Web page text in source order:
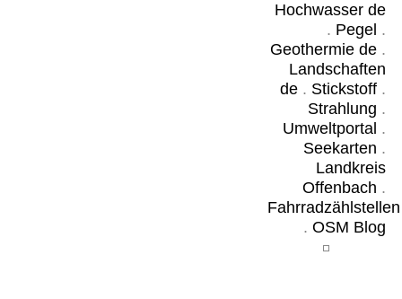
Hochwasser de
. Pegel .
Geothermie de.
Landschaften
de. Stickstoff.
Strahlung .
Umweltportal .
Seekarten .
Landkreis
Offenbach .
Fahrradzählstellen
. OSM Blog